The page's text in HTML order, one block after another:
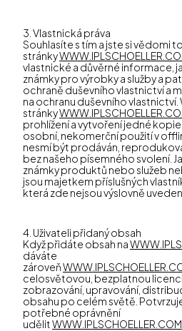
3. Vlastnická práva
Souhlasíte s tím a jste si vědomi
stránky
vlastnické a důvěrné informace,
známky pro výrobky a služby a
ochraně duševního vlastnictví a
na ochranu duševního vlastnictví.
stránky
prohlížení a vytvoření jedné
osobní, nekomerční použití v
nesmí být prodáván,
bez našeho písemného svolení.
známky produktů nebo služeb
jsou majetkem příslušných
která zde nejsou výslovně
4. Uživateli přidaný obsah
Když přidáte obsah na
dáváte
zároveň
celosvětovou, bezplatnou
zobrazování, upravování,
obsahu po celém světě.
potřebné oprávnění
udělitWWW.IPLSCHOELLER.COM